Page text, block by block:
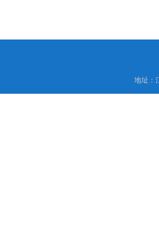
地址：